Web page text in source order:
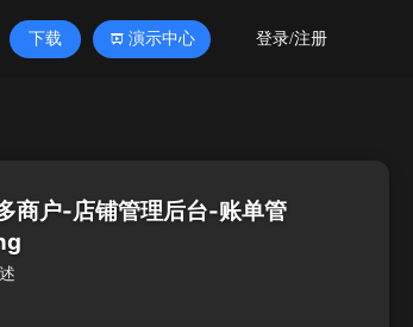
下载 演示中心 登录/注册
商户-店铺管理后台-账单管